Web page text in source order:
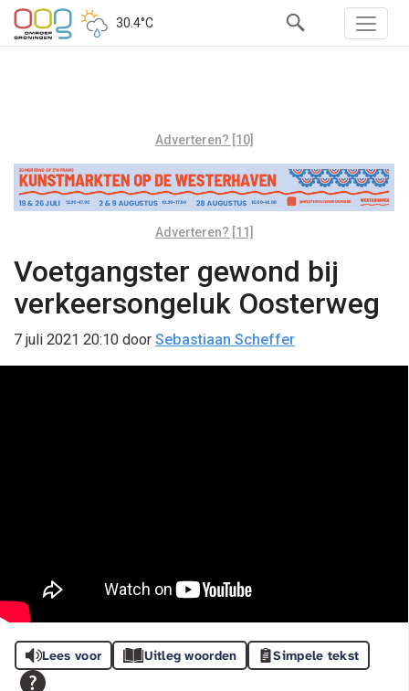
30.4°C
Adverteren? [10]
Adverteren? [11]
Voetgangster gewond bij
verkeersongeluk Oosterweg
7 juli 2021 20:10 door Sebastiaan Scheffer
Lees voor Uitleg woorden Simpele tekst